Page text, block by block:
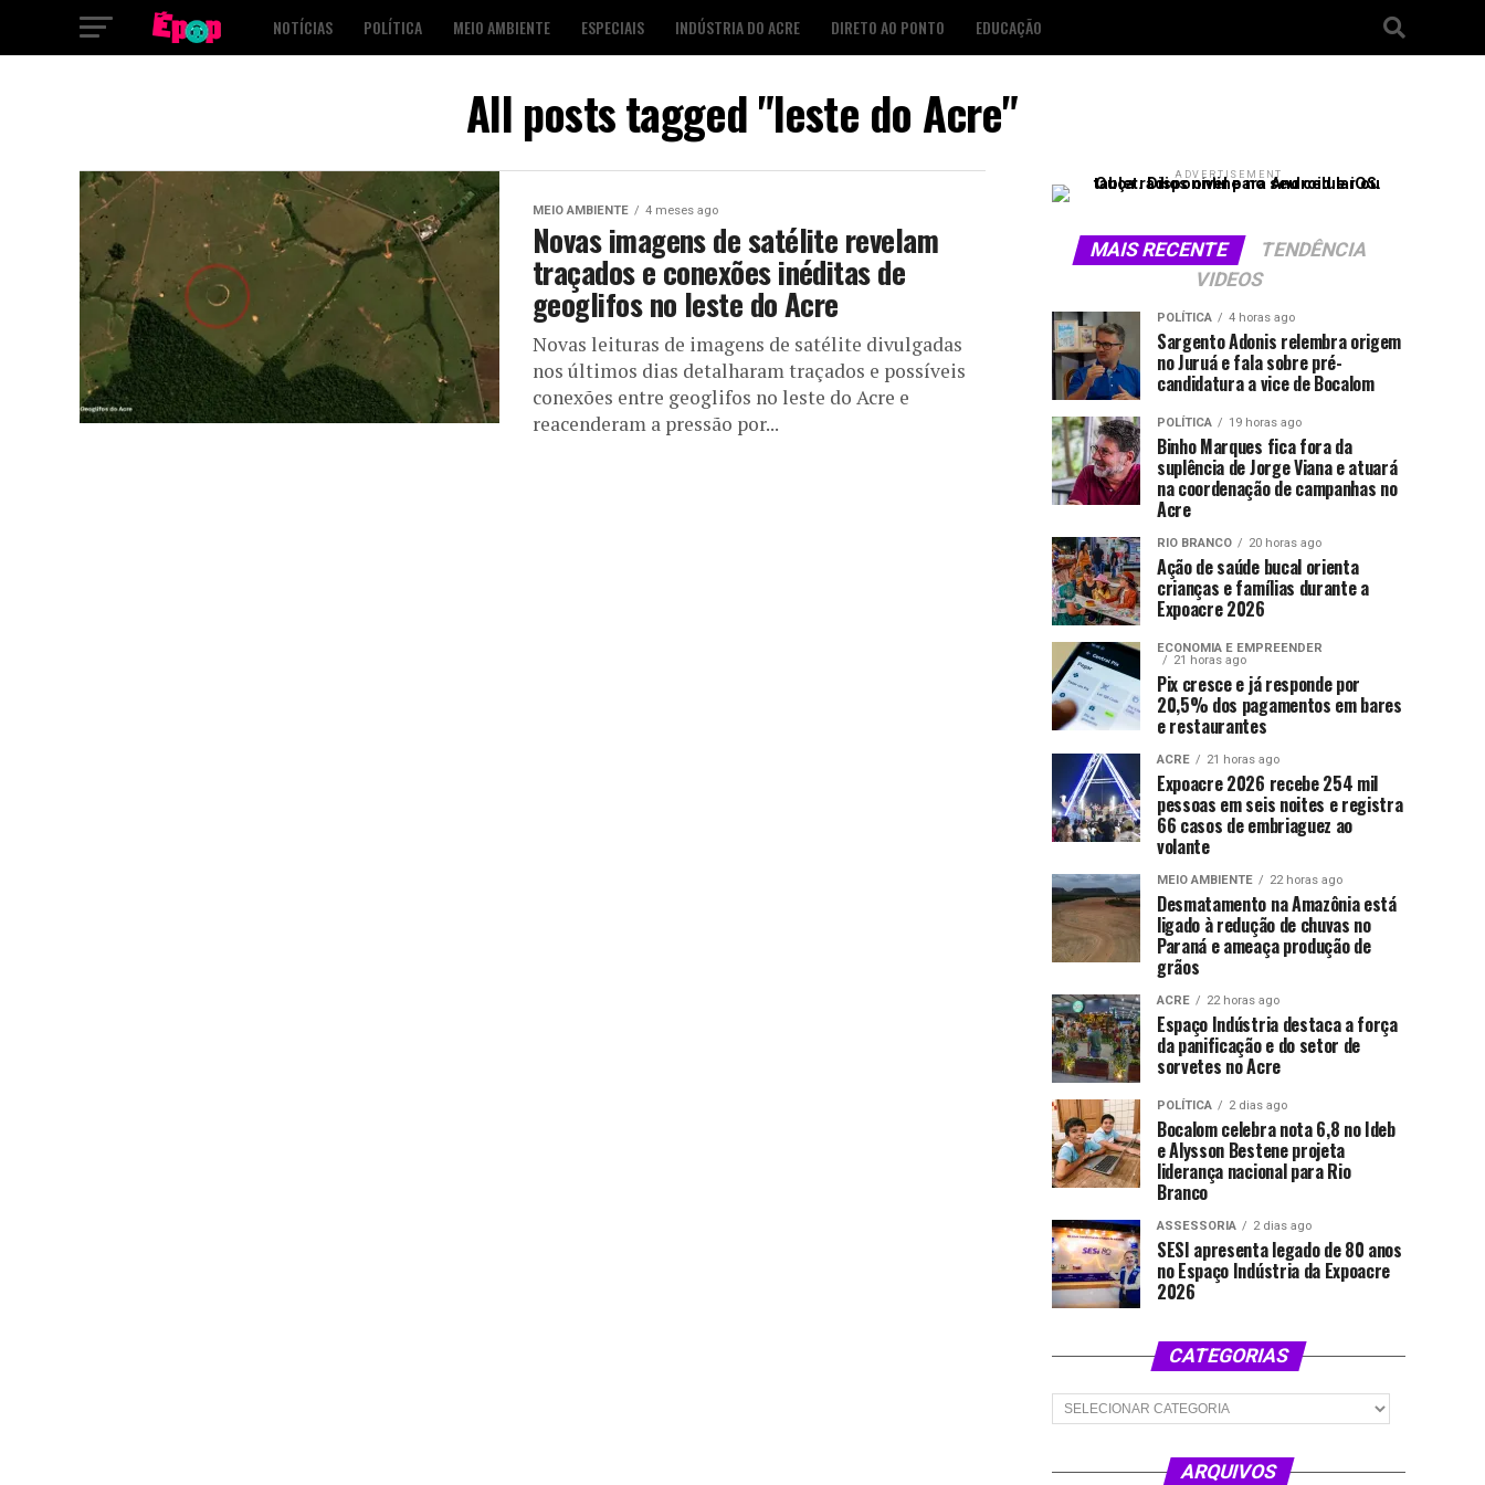
NOTÍCIAS POLÍTICA MEIO AMBIENTE ESPECIAIS INDÚSTRIA DO ACRE DIRETO AO PONTO EDUCAÇÃO
All posts tagged "leste do Acre"
MEIO AMBIENTE 4 meses ago
Novas imagens de satélite revelam
traçados e conexões inéditas de
geoglifos no leste do Acre
Novas leituras de imagens de satélite divulgadas
nos últimos dias detalharam traçados e possíveis
conexões entre geoglifos no leste do Acre e
reacenderam a pressão por...
ADVERTISEMENT
MAIS RECENTE
TENDÊNCIA
VIDEOS
POLÍTICA 4 horas ago
Sargento Adonis relembra origem
no Juruá e fala sobre pré-
candidatura a vice de Bocalom
POLÍTICA 19 horas ago
Binho Marques fica fora da
suplência de Jorge Viana e atuará
na coordenação de campanhas no
Acre
RIO BRANCO 20 horas ago
Ação de saúde bucal orienta
crianças e famílias durante a
Expoacre 2026
ECONOMIA E EMPREENDER
21 horas ago
Pix cresce e já responde por
20,5% dos pagamentos em bares
e restaurantes
ACRE 21 horas ago
Expoacre 2026 recebe 254 mil
pessoas em seis noites e registra
66 casos de embriaguez ao
volante
MEIO AMBIENTE 22 horas ago
Desmatamento na Amazônia está
ligado à redução de chuvas no
Paraná e ameaça produção de
grãos
ACRE 22 horas ago
Espaço Indústria destaca a força
da panificação e do setor de
sorvetes no Acre
POLÍTICA 2 dias ago
Bocalom celebra nota 6,8 no Ideb
e Alysson Bestene projeta
liderança nacional para Rio
Branco
ASSESSORIA 2 dias ago
SESI apresenta legado de 80 anos
no Espaço Indústria da Expoacre
2026
CATEGORIAS
Categorias
ARQUIVOS